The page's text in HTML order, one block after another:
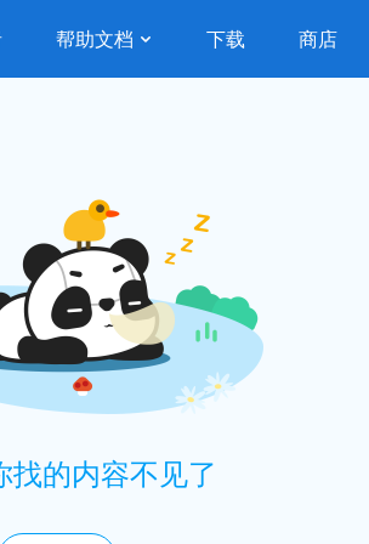
帮助文档 下载 商店
找的内容不见了